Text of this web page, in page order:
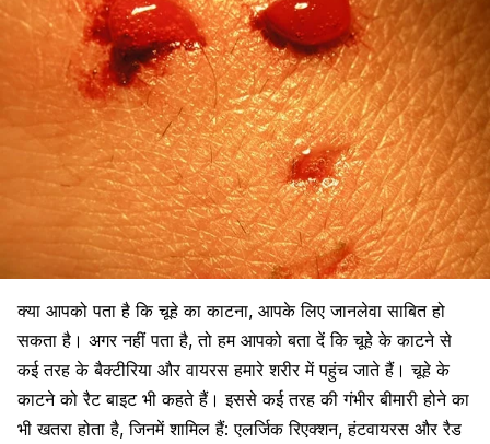
क्या आपको पता है कि चूहे का काटना, आपके लिए जानलेवा साबित हो
सकता है। अगर नहीं पता है, तो हम आपको बता दें कि चूहे के काटने से
कई तरह के बैक्टीरिया और वायरस हमारे शरीर में पहुंच जाते हैं। चूहे के
काटने को रैट बाइट भी कहते हैं। इससे कई तरह की गंभीर बीमारी होने का
भी खतरा होता है, जिनमें शामिल हैं: एलर्जिक रिएक्शन, हंटवायरस और रैड